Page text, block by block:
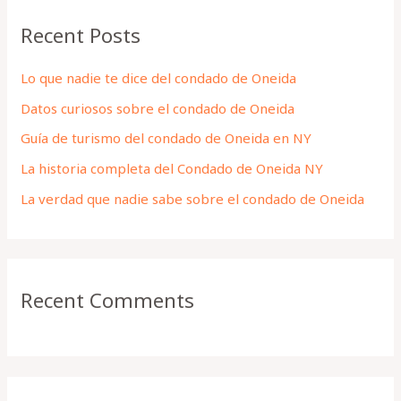
c
f
o
r
:
Recent Posts
Lo que nadie te dice del condado de Oneida
Datos curiosos sobre el condado de Oneida
Guía de turismo del condado de Oneida en NY
La historia completa del Condado de Oneida NY
La verdad que nadie sabe sobre el condado de Oneida
Recent Comments